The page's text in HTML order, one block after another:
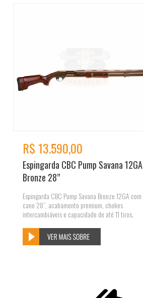
R$ 13.590,00
Espingarda CBC Pump Savana 12GA
Bronze 28”
Espingarda CBC Pump Savana Bronze 12GA com
cano 28”, acabamento premium, chokes
intercambiáveis e capacidade de até 11 tiros.